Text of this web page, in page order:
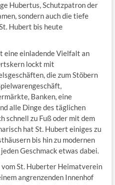
Hubertus, Schutzpatron der
sondern auch die tiefe
Hubert bis heute
eine einladende Vielfalt an
lockt mit
die zum Stöbern
Banken, eine
alle Dinge des täglichen
schnell zu Fuß oder mit dem
hat St. Hubert einiges zu
bis hin zu modernen
Geschmack etwas dabei.
St. Huberter Heimatverein
angrenzenden Innenhof